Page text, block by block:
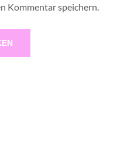
Kommentar speichern.